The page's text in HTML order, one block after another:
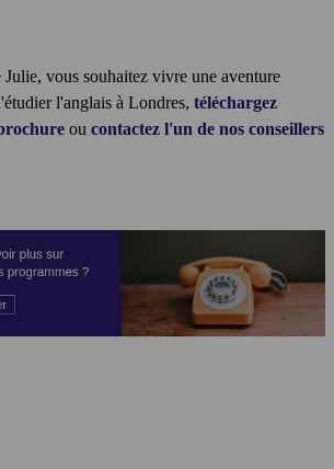
Julie, vous souhaitez vivre une aventure
l'anglais à Londres, téléchargez
ou contactez l'un de nos conseillers